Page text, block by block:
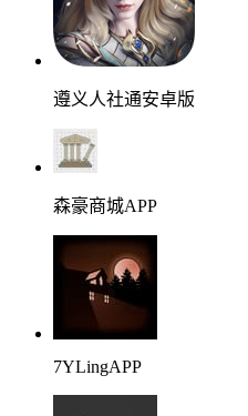
遵义人社通安卓版
森豪商城APP
7YLingAPP